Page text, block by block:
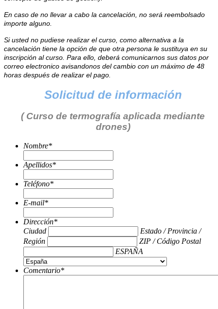
En caso de no llevar a cabo la cancelación, no será reembolsado
importe alguno.
Si usted no pudiese realizar el curso, como alternativa a la
cancelación tiene la opción de que otra persona le sustituya en su
inscripción al curso. Para ello, deberá comunicarnos sus datos por
correo electronico avisandonos del cambio con un máximo de 48
horas después de realizar el pago.
Solicitud de información
( Curso de termografía aplicada mediante
drones)
Nombre*
Apellidos*
Teléfono*
E-mail*
Dirección*
Ciudad
Estado / Provincia /
Región
ZIP / Código Postal
ESPAÑA
Comentario*